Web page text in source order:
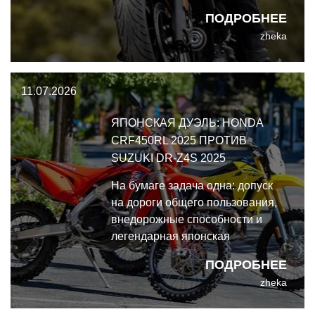
ПОДРОБНЕЕ
более спортивную посадку,
более острую обратную связь на
руле и собранный характер.
zheka
11.07.2026
ЯПОНСКАЯ ДУЭЛЬ: HONDA
CRF450RL 2025 ПРОТИВ
SUZUKI DR-Z4S 2025
ПОДРОБНЕЕ
На бумаге задача одна: допуск
на дороги общего пользования,
внедорожные способности и
легендарная японская
надёжность. В реальности эти
два мотоцикла решают общую
задачу принципиально разными
путями.
zheka